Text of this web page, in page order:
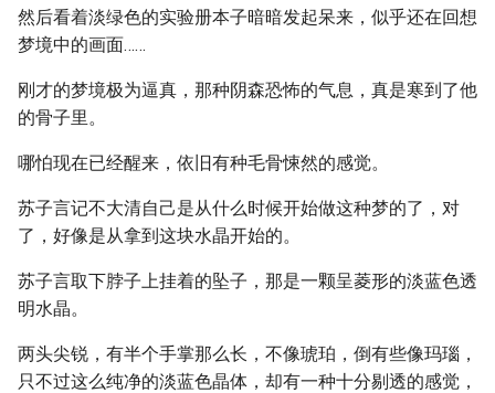
然后看着淡绿色的实验册本子暗暗发起呆来，似乎还在回想
梦境中的画面……
刚才的梦境极为逼真，那种阴森恐怖的气息，真是寒到了他
的骨子里。
哪怕现在已经醒来，依旧有种毛骨悚然的感觉。
苏子言记不大清自己是从什么时候开始做这种梦的了，对
了，好像是从拿到这块水晶开始的。
苏子言取下脖子上挂着的坠子，那是一颗呈菱形的淡蓝色透
明水晶。
两头尖锐，有半个手掌那么长，不像琥珀，倒有些像玛瑙，
只不过这么纯净的淡蓝色晶体，却有一种十分剔透的感觉，